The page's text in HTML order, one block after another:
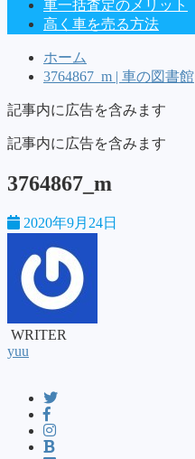
車一括査定のメリット
高く車を売る方法
ホーム
3764867_m | 車の図書館
記事内に広告を含みます
記事内に広告を含みます
3764867_m
2020年9月24日
WRITER
yuu